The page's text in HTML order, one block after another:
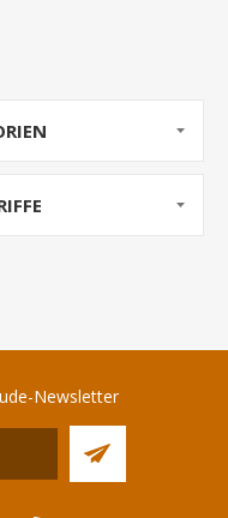
Newsletter